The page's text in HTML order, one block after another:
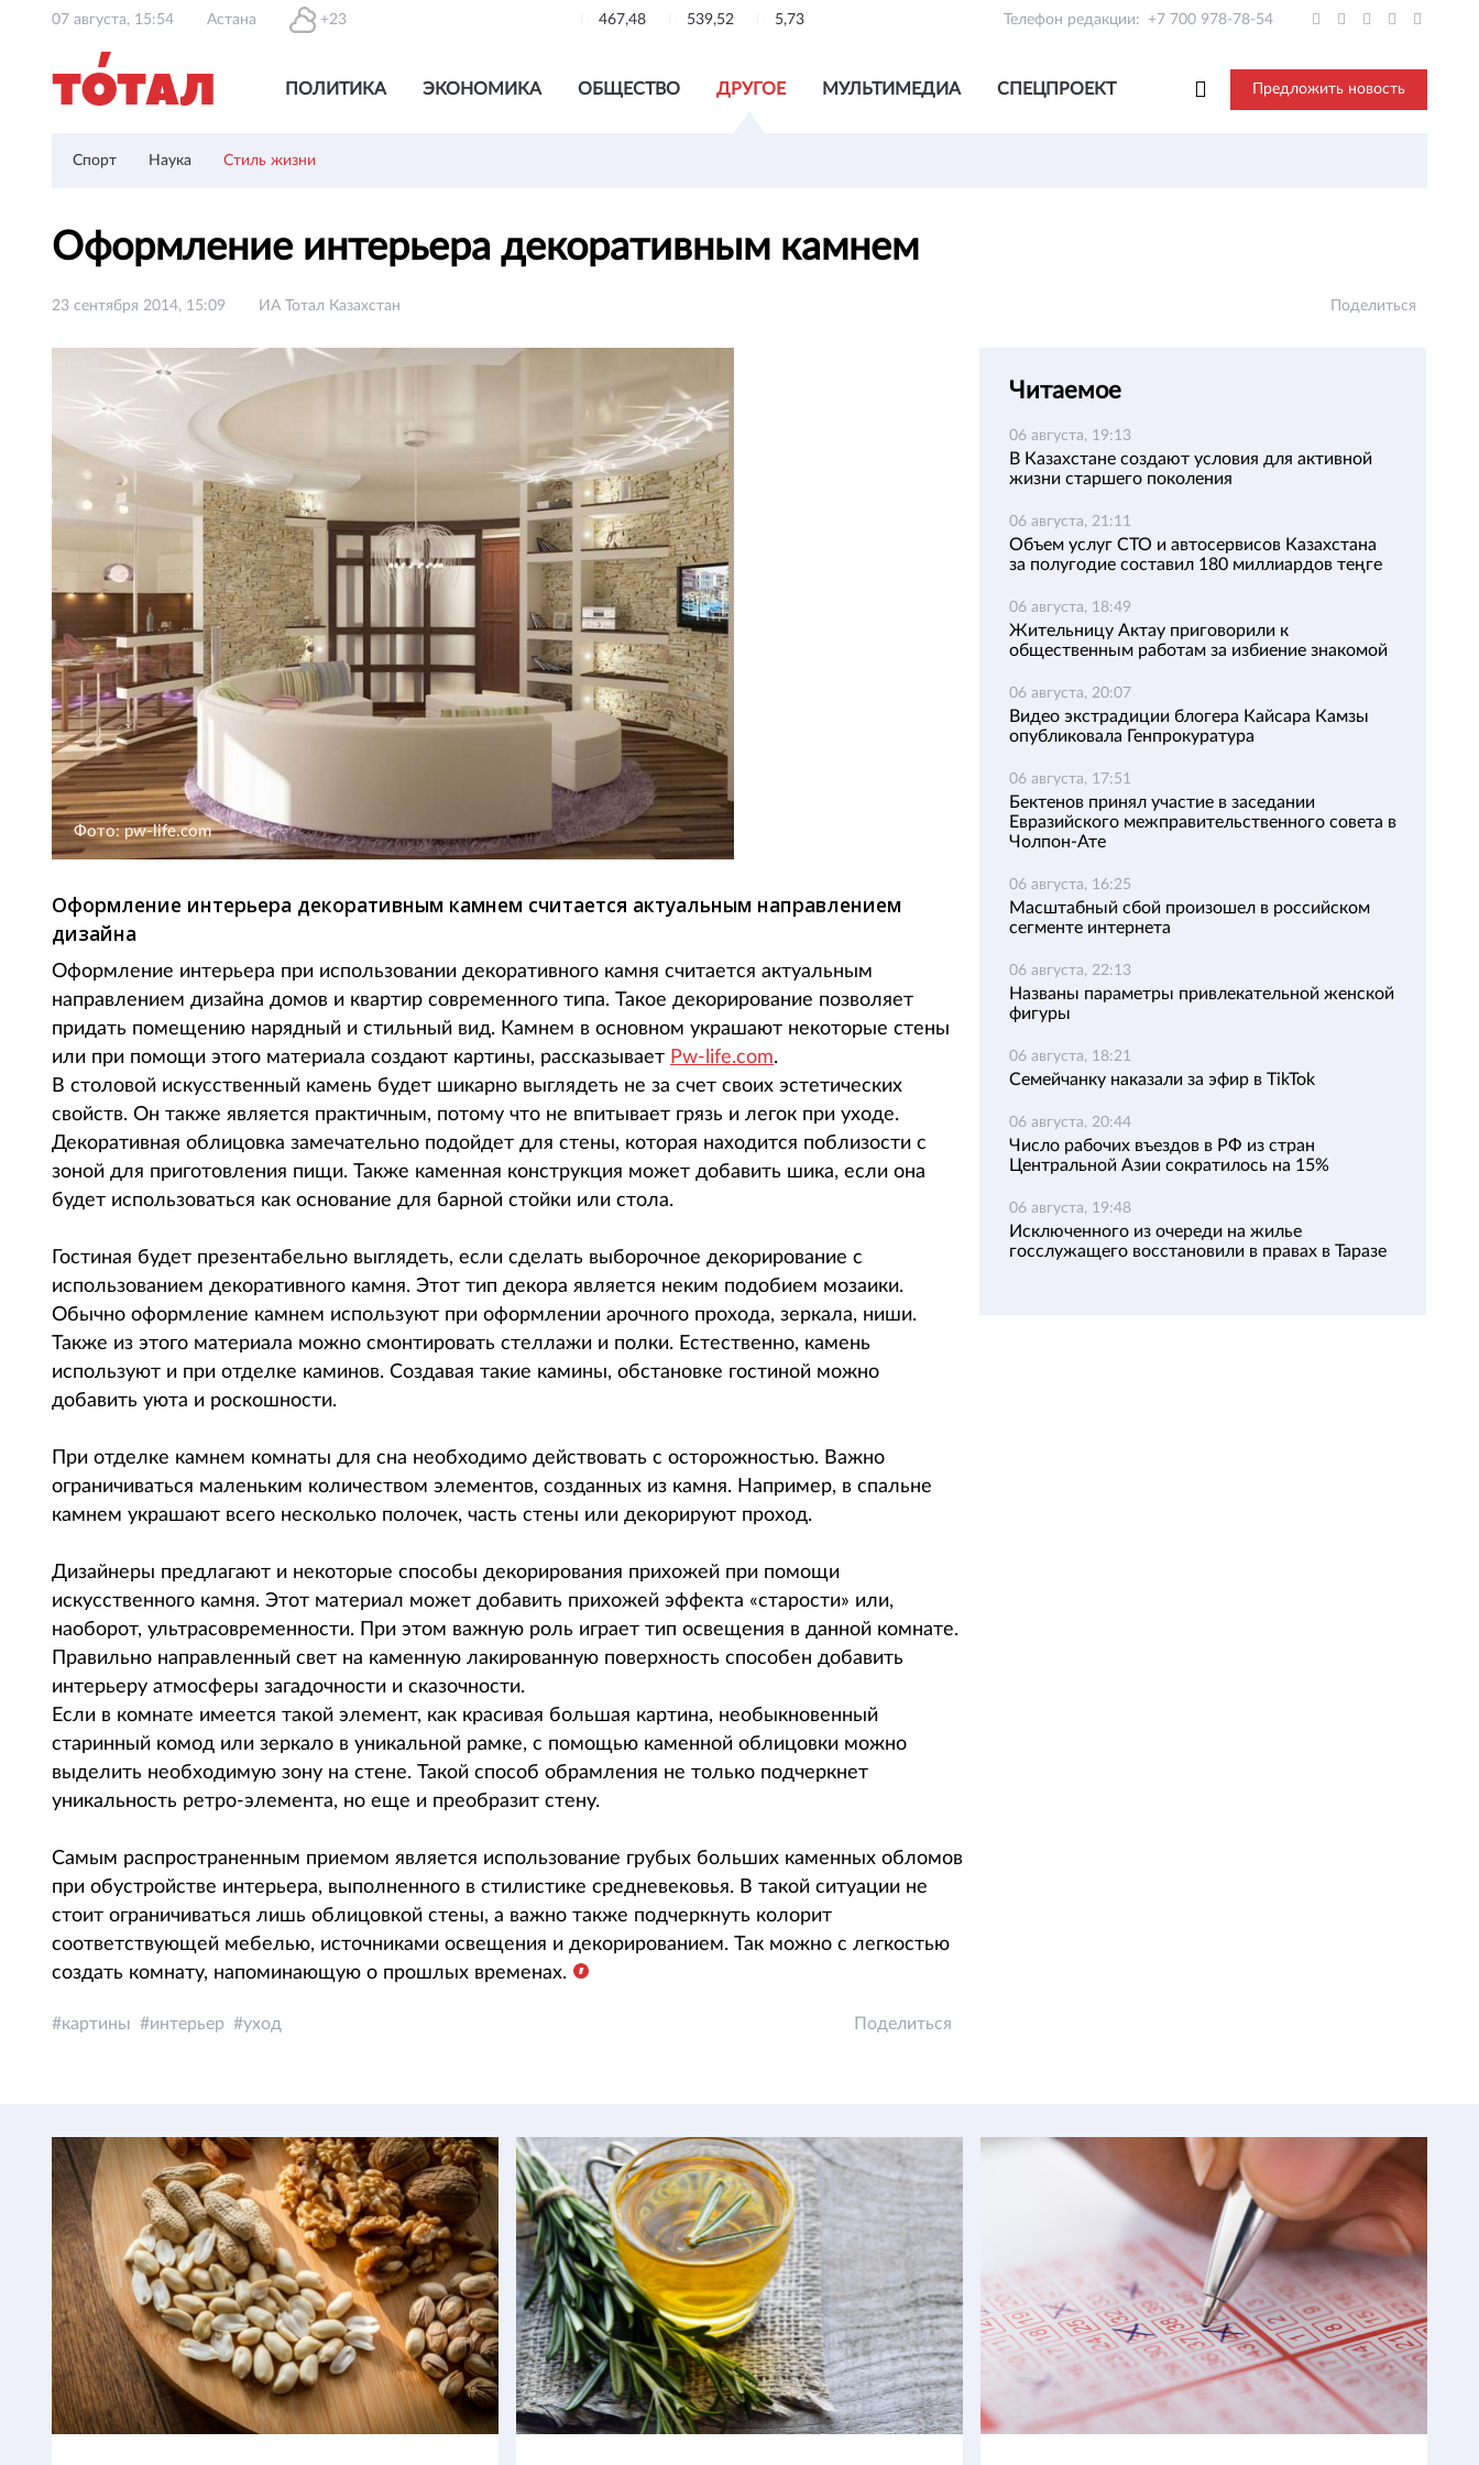
07 августа, 15:54 Астана +23 467,48 539,52 5,73 Телефон редакции: +7 700 978-78-54
ПОЛИТИКА ЭКОНОМИКА ОБЩЕСТВО ДРУГОЕ МУЛЬТИМЕДИА СПЕЦПРОЕКТ Предложить новость
Спорт Наука Стиль жизни
Оформление интерьера декоративным камнем
23 сентября 2014, 15:09 ИА Тотал Казахстан Поделиться
Фото: pw-life.com
Оформление интерьера декоративным камнем считается актуальным направлением
дизайна
Оформление интерьера при использовании декоративного камня считается актуальным
направлением дизайна домов и квартир современного типа. Такое декорирование позволяет
придать помещению нарядный и стильный вид. Камнем в основном украшают некоторые стены
или при помощи этого материала создают картины, рассказывает Pw-life.com.
В столовой искусственный камень будет шикарно выглядеть не за счет своих эстетических
свойств. Он также является практичным, потому что не впитывает грязь и легок при уходе.
Декоративная облицовка замечательно подойдет для стены, которая находится поблизости с
зоной для приготовления пищи. Также каменная конструкция может добавить шика, если она
будет использоваться как основание для барной стойки или стола.
Гостиная будет презентабельно выглядеть, если сделать выборочное декорирование с
использованием декоративного камня. Этот тип декора является неким подобием мозаики.
Обычно оформление камнем используют при оформлении арочного прохода, зеркала, ниши.
Также из этого материала можно смонтировать стеллажи и полки. Естественно, камень
используют и при отделке каминов. Создавая такие камины, обстановке гостиной можно
добавить уюта и роскошности.
При отделке камнем комнаты для сна необходимо действовать с осторожностью. Важно
ограничиваться маленьким количеством элементов, созданных из камня. Например, в спальне
камнем украшают всего несколько полочек, часть стены или декорируют проход.
Дизайнеры предлагают и некоторые способы декорирования прихожей при помощи
искусственного камня. Этот материал может добавить прихожей эффекта «старости» или,
наоборот, ультрасовременности. При этом важную роль играет тип освещения в данной комнате.
Правильно направленный свет на каменную лакированную поверхность способен добавить
интерьеру атмосферы загадочности и сказочности.
Если в комнате имеется такой элемент, как красивая большая картина, необыкновенный
старинный комод или зеркало в уникальной рамке, с помощью каменной облицовки можно
выделить необходимую зону на стене. Такой способ обрамления не только подчеркнет
уникальность ретро-элемента, но еще и преобразит стену.
Самым распространенным приемом является использование грубых больших каменных обломов
при обустройстве интерьера, выполненного в стилистике средневековья. В такой ситуации не
стоит ограничиваться лишь облицовкой стены, а важно также подчеркнуть колорит
соответствующей мебелью, источниками освещения и декорированием. Так можно с легкостью
создать комнату, напоминающую о прошлых временах.
картины интерьер уход Поделиться
Читаемое
06 августа, 19:13
В Казахстане создают условия для активной
жизни старшего поколения
06 августа, 21:11
Объем услуг СТО и автосервисов Казахстана
за полугодие составил 180 миллиардов теңге
06 августа, 18:49
Жительницу Актау приговорили к
общественным работам за избиение знакомой
06 августа, 20:07
Видео экстрадиции блогера Кайсара Камзы
опубликовала Генпрокуратура
06 августа, 17:51
Бектенов принял участие в заседании
Евразийского межправительственного совета в
Чолпон-Ате
06 августа, 16:25
Масштабный сбой произошел в российском
сегменте интернета
06 августа, 22:13
Названы параметры привлекательной женской
фигуры
06 августа, 18:21
Семейчанку наказали за эфир в TikTok
06 августа, 20:44
Число рабочих въездов в РФ из стран
Центральной Азии сократилось на 15%
06 августа, 19:48
Исключенного из очереди на жилье
госслужащего восстановили в правах в Таразе